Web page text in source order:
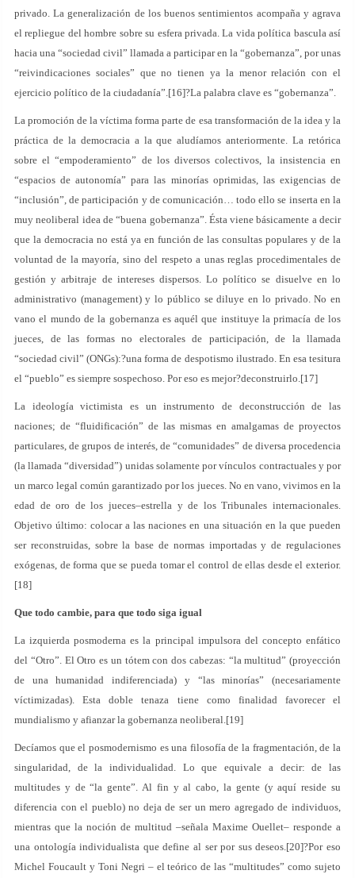
privado. La generalización de los buenos sentimientos acompaña y agrava
el repliegue del hombre sobre su esfera privada. La vida política bascula así
hacia una “sociedad civil” llamada a participar en la “gobernanza”, por unas
“reivindicaciones sociales” que no tienen ya la menor relación con el
ejercicio político de la ciudadanía”.[16]?La palabra clave es “gobernanza”.
La promoción de la víctima forma parte de esa transformación de la idea y la
práctica de la democracia a la que aludíamos anteriormente. La retórica
sobre el “empoderamiento” de los diversos colectivos, la insistencia en
“espacios de autonomía” para las minorías oprimidas, las exigencias de
“inclusión”, de participación y de comunicación… todo ello se inserta en la
muy neoliberal idea de “buena gobernanza”. Ésta viene básicamente a decir
que la democracia no está ya en función de las consultas populares y de la
voluntad de la mayoría, sino del respeto a unas reglas procedimentales de
gestión y arbitraje de intereses dispersos. Lo político se disuelve en lo
administrativo (management) y lo público se diluye en lo privado. No en
vano el mundo de la gobernanza es aquél que instituye la primacía de los
jueces, de las formas no electorales de participación, de la llamada
“sociedad civil” (ONGs):?una forma de despotismo ilustrado. En esa tesitura
el “pueblo” es siempre sospechoso. Por eso es mejor?deconstruirlo.[17]
La ideología victimista es un instrumento de deconstrucción de las
naciones; de “fluidificación” de las mismas en amalgamas de proyectos
particulares, de grupos de interés, de “comunidades” de diversa procedencia
(la llamada “diversidad”) unidas solamente por vínculos contractuales y por
un marco legal común garantizado por los jueces. No en vano, vivimos en la
edad de oro de los jueces–estrella y de los Tribunales internacionales.
Objetivo último: colocar a las naciones en una situación en la que pueden
ser reconstruidas, sobre la base de normas importadas y de regulaciones
exógenas, de forma que se pueda tomar el control de ellas desde el exterior.
[18]
Que todo cambie, para que todo siga igual
La izquierda posmoderna es la principal impulsora del concepto enfático
del “Otro”. El Otro es un tótem con dos cabezas: “la multitud” (proyección
de una humanidad indiferenciada) y “las minorías” (necesariamente
víctimizadas). Esta doble tenaza tiene como finalidad favorecer el
mundialismo y afianzar la gobernanza neoliberal.[19]
Decíamos que el posmodernismo es una filosofía de la fragmentación, de la
singularidad, de la individualidad. Lo que equivale a decir: de las
multitudes y de “la gente”. Al fin y al cabo, la gente (y aquí reside su
diferencia con el pueblo) no deja de ser un mero agregado de individuos,
mientras que la noción de multitud –señala Maxime Ouellet– responde a
una ontología individualista que define al ser por sus deseos.[20]?Por eso
Michel Foucault y Toni Negri – el teórico de las “multitudes” como sujeto